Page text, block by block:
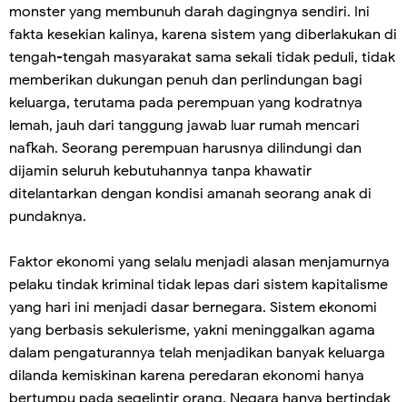
monster yang membunuh darah dagingnya sendiri. Ini
fakta kesekian kalinya, karena sistem yang diberlakukan di
tengah-tengah masyarakat sama sekali tidak peduli, tidak
memberikan dukungan penuh dan perlindungan bagi
keluarga, terutama pada perempuan yang kodratnya
lemah, jauh dari tanggung jawab luar rumah mencari
nafkah. Seorang perempuan harusnya dilindungi dan
dijamin seluruh kebutuhannya tanpa khawatir
ditelantarkan dengan kondisi amanah seorang anak di
pundaknya.
Faktor ekonomi yang selalu menjadi alasan menjamurnya
pelaku tindak kriminal tidak lepas dari sistem kapitalisme
yang hari ini menjadi dasar bernegara. Sistem ekonomi
yang berbasis sekulerisme, yakni meninggalkan agama
dalam pengaturannya telah menjadikan banyak keluarga
dilanda kemiskinan karena peredaran ekonomi hanya